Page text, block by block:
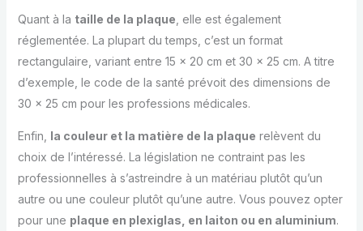
Quant à la taille de la plaque , elle est également
réglementée. La plupart du temps, c’est un format
rectangulaire, variant entre 15 x 20 cm et 30 x 25 cm. A titre
d’exemple, le code de la santé prévoit des dimensions de
30 x 25 cm pour les professions médicales.
Enfin, la couleur et la matière de la plaque relèvent du
choix de l’intéressé. La législation ne contraint pas les
professionnelles à s’astreindre à un matériau plutôt qu’un
autre ou une couleur plutôt qu’une autre. Vous pouvez opter
pour une plaque en plexiglas, en laiton ou en aluminium.